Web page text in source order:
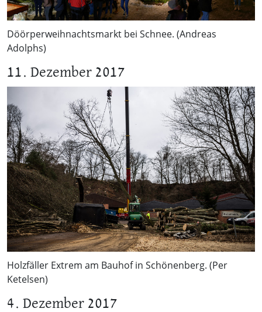
Döörperweihnachtsmarkt bei Schnee. (Andreas
Adolphs)
11. Dezember 2017
Holzfäller Extrem am Bauhof in Schönenberg. (Per
Ketelsen)
4. Dezember 2017